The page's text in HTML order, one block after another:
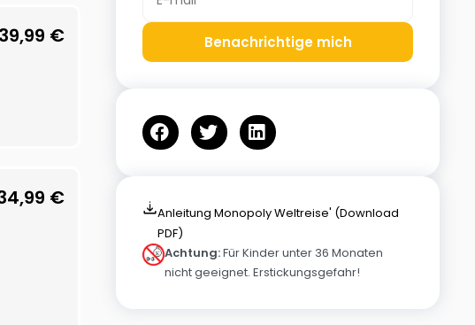
39,99 €
€
Benachrichtige mich
Anleitung Monopoly Weltreise' (Download
PDF)
Achtung:Für Kinder unter 36 Monaten
nicht geeignet. Erstickungsgefahr!